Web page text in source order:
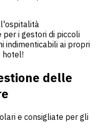
i gestori di piccoli
indimenticabili ai propri
hotel!
delle
e consigliate per gli